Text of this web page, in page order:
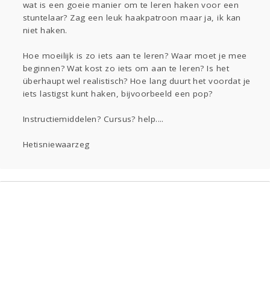
Doen
Lezen
wat is een goeie manier om te leren haken voor een
stuntelaar? Zag een leuk haakpatroon maar ja, ik kan
niet haken.
Hoe moeilijk is zo iets aan te leren? Waar moet je mee
beginnen? Wat kost zo iets om aan te leren? Is het
überhaupt wel realistisch? Hoe lang duurt het voordat je
iets lastigst kunt haken, bijvoorbeeld een pop?
Instructiemiddelen? Cursus? help....
Hetisniewaarzeg